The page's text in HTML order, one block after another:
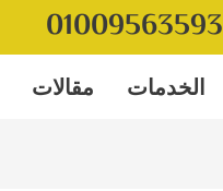
01009563593
الخدمات مقالات